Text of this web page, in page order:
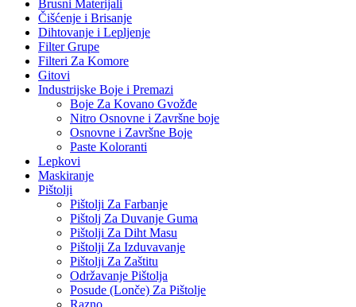
Brusni Materijali
Čišćenje i Brisanje
Dihtovanje i Lepljenje
Filter Grupe
Filteri Za Komore
Gitovi
Industrijske Boje i Premazi
Boje Za Kovano Gvožđe
Nitro Osnovne i Završne boje
Osnovne i Završne Boje
Paste Koloranti
Lepkovi
Maskiranje
Pištolji
Pištolji Za Farbanje
Pištolj Za Duvanje Guma
Pištolji Za Diht Masu
Pištolji Za Izduvavanje
Pištolji Za Zaštitu
Održavanje Pištolja
Posude (Lonče) Za Pištolje
Razno